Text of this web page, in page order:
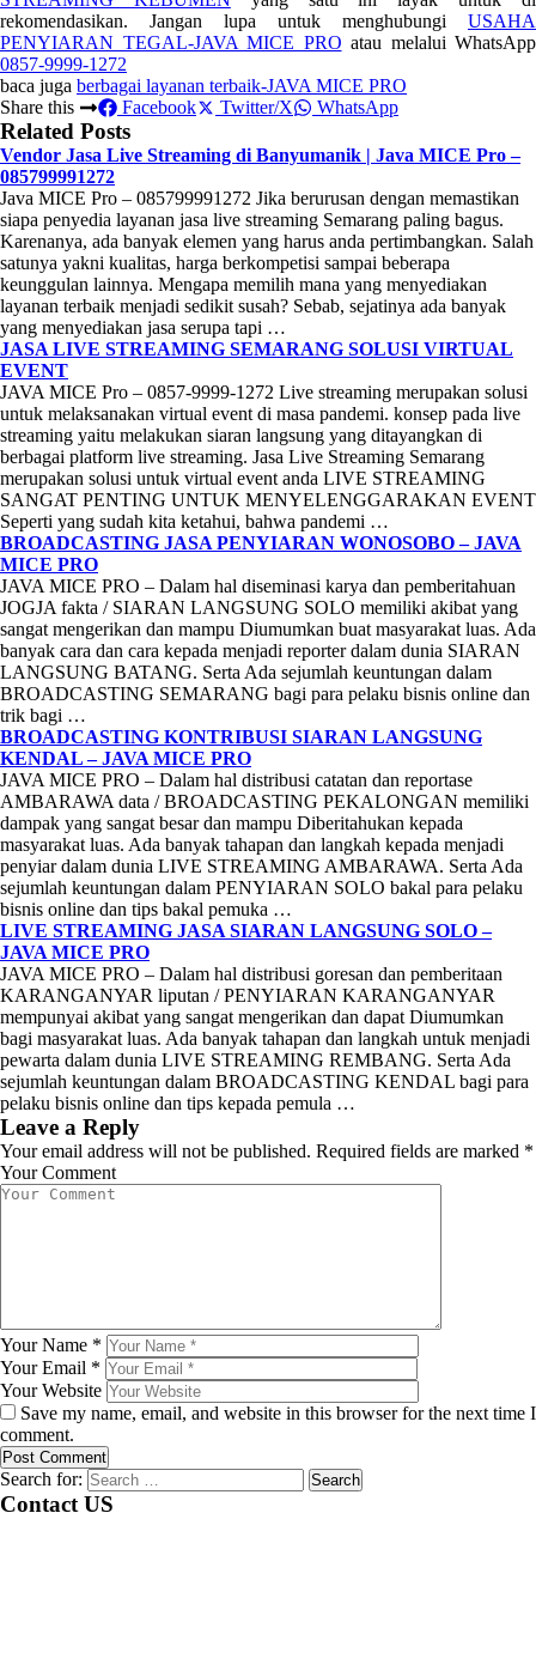
rekomendasikan. Jangan lupa untuk menghubungi USAHA
PENYIARAN TEGAL-JAVA MICE PRO atau melalui WhatsApp
0857-9999-1272
baca juga berbagai layanan terbaik-JAVA MICE PRO
Share this
Facebook Twitter/X WhatsApp
Related Posts
Vendor Jasa Live Streaming di Banyumanik | Java MICE Pro –
085799991272
Java MICE Pro – 085799991272 Jika berurusan dengan memastikan
siapa penyedia layanan jasa live streaming Semarang paling bagus.
Karenanya, ada banyak elemen yang harus anda pertimbangkan. Salah
satunya yakni kualitas, harga berkompetisi sampai beberapa
keunggulan lainnya. Mengapa memilih mana yang menyediakan
layanan terbaik menjadi sedikit susah? Sebab, sejatinya ada banyak
yang menyediakan jasa serupa tapi …
JASA LIVE STREAMING SEMARANG SOLUSI VIRTUAL
EVENT
JAVA MICE Pro – 0857-9999-1272 Live streaming merupakan solusi
untuk melaksanakan virtual event di masa pandemi. konsep pada live
streaming yaitu melakukan siaran langsung yang ditayangkan di
berbagai platform live streaming. Jasa Live Streaming Semarang
merupakan solusi untuk virtual event anda LIVE STREAMING
SANGAT PENTING UNTUK MENYELENGGARAKAN EVENT
Seperti yang sudah kita ketahui, bahwa pandemi …
BROADCASTING JASA PENYIARAN WONOSOBO – JAVA
MICE PRO
JAVA MICE PRO – Dalam hal diseminasi karya dan pemberitahuan
JOGJA fakta / SIARAN LANGSUNG SOLO memiliki akibat yang
sangat mengerikan dan mampu Diumumkan buat masyarakat luas. Ada
banyak cara dan cara kepada menjadi reporter dalam dunia SIARAN
LANGSUNG BATANG. Serta Ada sejumlah keuntungan dalam
BROADCASTING SEMARANG bagi para pelaku bisnis online dan
trik bagi …
BROADCASTING KONTRIBUSI SIARAN LANGSUNG
KENDAL – JAVA MICE PRO
JAVA MICE PRO – Dalam hal distribusi catatan dan reportase
AMBARAWA data / BROADCASTING PEKALONGAN memiliki
dampak yang sangat besar dan mampu Diberitahukan kepada
masyarakat luas. Ada banyak tahapan dan langkah kepada menjadi
penyiar dalam dunia LIVE STREAMING AMBARAWA. Serta Ada
sejumlah keuntungan dalam PENYIARAN SOLO bakal para pelaku
bisnis online dan tips bakal pemuka …
LIVE STREAMING JASA SIARAN LANGSUNG SOLO –
JAVA MICE PRO
JAVA MICE PRO – Dalam hal distribusi goresan dan pemberitaan
KARANGANYAR liputan / PENYIARAN KARANGANYAR
mempunyai akibat yang sangat mengerikan dan dapat Diumumkan
bagi masyarakat luas. Ada banyak tahapan dan langkah untuk menjadi
pewarta dalam dunia LIVE STREAMING REMBANG. Serta Ada
sejumlah keuntungan dalam BROADCASTING KENDAL bagi para
pelaku bisnis online dan tips kepada pemula …
Leave a Reply
Your email address will not be published. Required fields are marked *
Your Comment
Your Name *
Your Email *
Your Website
Save my name, email, and website in this browser for the next time I
comment.
Search for:
Contact US